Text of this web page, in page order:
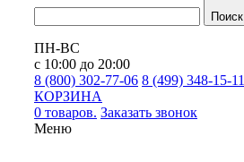
Поиск
ПН-ВС
с 10:00 до 20:00
8 (800) 302-77-06 8 (499) 348-15-11
КОРЗИНА
0 товаров. Заказать звонок
Меню